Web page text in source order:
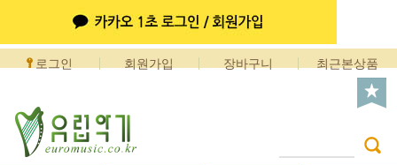
로그인 회원가입 장바구니 최근본상품